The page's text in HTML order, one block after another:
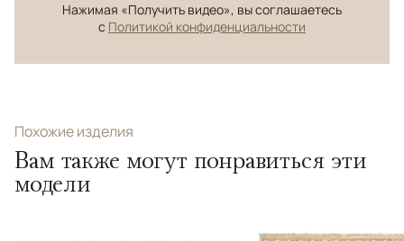
Нажимая «Получить видео», вы соглашаетесь
с Политикой конфиденциальности
Похожие изделия
Вам также могут понравиться эти
модели